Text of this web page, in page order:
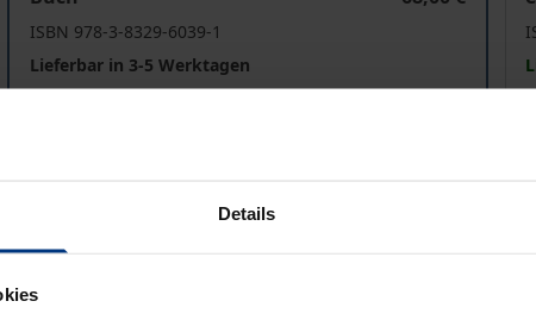
Details
ISBN 978-3-8329-6039-1
Lieferbar in 3-5 Werktagen
Preisangaben inkl. MwSt. Abhängig von der Lieferadresse kann
In den Warenkorb Zur Wunschliste hinzufügen
Hinweise zu Versandkosten